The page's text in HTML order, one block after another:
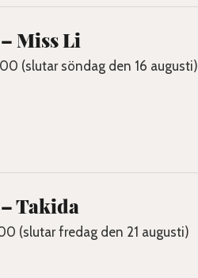
Miss Li
(slutar söndag den 16 augusti)
Takida
(slutar fredag den 21 augusti)